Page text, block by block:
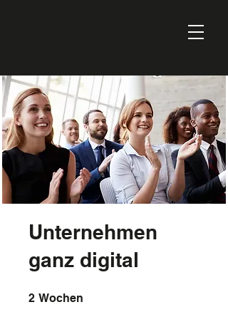
Unternehmen
ganz digital
2 Wochen